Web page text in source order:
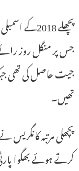
جیت حاصل کی تھی
تھیں۔
کرتے ہوئے بھگوا